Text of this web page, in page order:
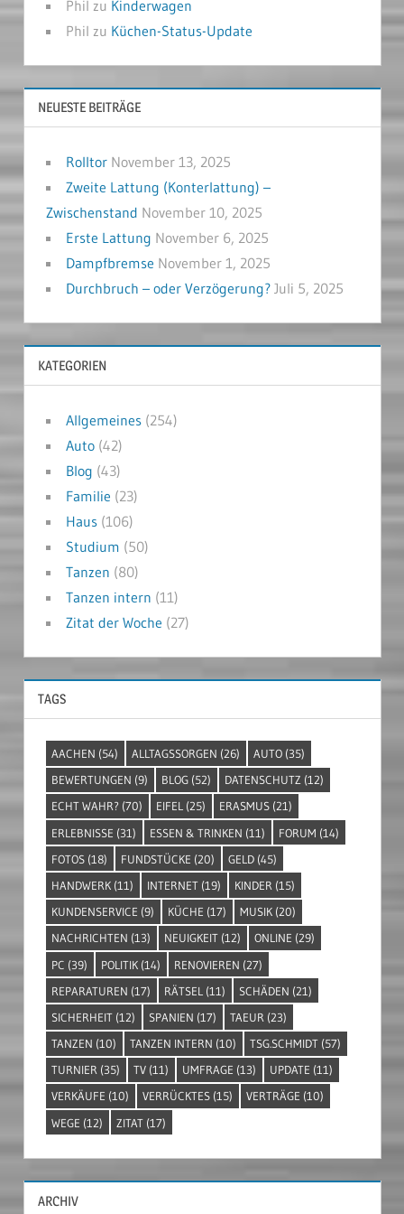
Phil zu Kinderwagen
Phil zu Küchen-Status-Update
NEUESTE BEITRÄGE
Rolltor November 13, 2025
Zweite Lattung (Konterlattung) –
Zwischenstand November 10, 2025
Erste Lattung November 6, 2025
Dampfbremse November 1, 2025
Durchbruch – oder Verzögerung? Juli 5, 2025
KATEGORIEN
Allgemeines(254)
Auto(42)
Blog (43)
Familie (23)
Haus(106)
Studium (50)
Tanzen (80)
Tanzen intern (11)
Zitat der Woche (27)
TAGS
AACHEN (54) ALLTAGSSORGEN (26) AUTO (35)
BEWERTUNGEN (9) BLOG (52) DATENSCHUTZ (12)
ECHT WAHR? (70) EIFEL (25) ERASMUS (21)
ERLEBNISSE (31) ESSEN & TRINKEN (11) FORUM (14)
FOTOS (18) FUNDSTÜCKE (20) GELD (45)
HANDWERK (11) INTERNET (19) KINDER (15)
KUNDENSERVICE (9) KÜCHE (17) MUSIK (20)
NACHRICHTEN (13) NEUIGKEIT (12) ONLINE (29)
PC (39) POLITIK (14) RENOVIEREN (27)
REPARATUREN (17) RÄTSEL (11) SCHÄDEN (21)
SICHERHEIT (12) SPANIEN (17) TAEUR (23)
TANZEN (10) TANZEN INTERN (10) TSG.SCHMIDT (57)
TURNIER (35) TV (11) UMFRAGE (13) UPDATE (11)
VERKÄUFE (10) VERRÜCKTES (15) VERTRÄGE (10)
WEGE (12) ZITAT (17)
ARCHIV